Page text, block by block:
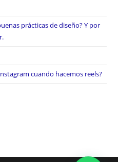
prácticas de diseño? Y por
cuando hacemos reels?